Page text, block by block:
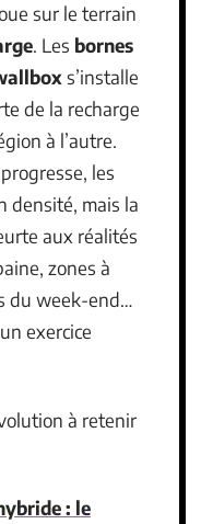
sur le terrain
. Les bornes
s’installe
de la recharge
à l’autre.
progresse, les
densité, mais la
aux réalités
zones à
du week-end…
exercice
à retenir
: le